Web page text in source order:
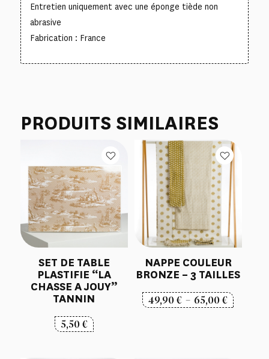
Entretien uniquement avec une éponge tiède non
abrasive
Fabrication : France
PRODUITS SIMILAIRES
SET DE TABLE
PLASTIFIE “LA
CHASSE A JOUY”
TANNIN
5,50€
NAPPE COULEUR
BRONZE – 3 TAILLES
49,90€ – 65,00€Plage